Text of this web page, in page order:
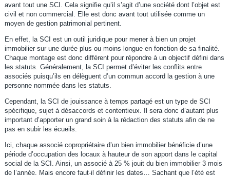
avant tout une SCI. Cela signifie qu’il s’agit d’une société dont l’objet est
civil et non commercial. Elle est donc avant tout utilisée comme un
moyen de gestion patrimonial pertinent.
En effet, la SCI est un outil juridique pour mener à bien un projet
immobilier sur une durée plus ou moins longue en fonction de sa finalité.
Chaque montage est donc différent pour répondre à un objectif défini dans
les statuts. Généralement, la SCI permet d’éviter les conflits entre
associés puisqu’ils en délèguent d’un commun accord la gestion à une
personne nommée dans les statuts.
Cependant, la SCI de jouissance à temps partagé est un type de SCI
spécifique, sujet à désaccords et contentieux. Il sera donc d’autant plus
important d’apporter un grand soin à la rédaction des statuts afin de ne
pas en subir les écueils.
Ici, chaque associé copropriétaire d’un bien immobilier bénéficie d’une
période d’occupation des locaux à hauteur de son apport dans le capital
social de la SCI. Ainsi, un associé à 25 % jouit du bien immobilier 3 mois
de l’année. Mais encore faut-il définir les dates… Sachant que l’été est